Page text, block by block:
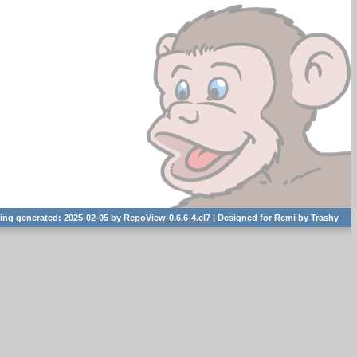
generated: 2025-02-05 by RepoView-0.6.6-4.el7 | Designed forRemi byTrashy